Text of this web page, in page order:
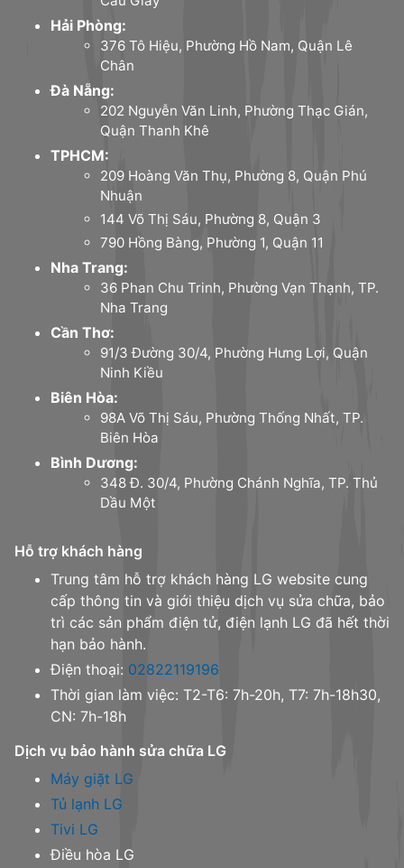
Hải Phòng:
376 Tô Hiệu, Phường Hồ Nam, Quận Lê
Chân
Đà Nẵng:
202 Nguyễn Văn Linh, Phường Thạc Gián,
Quận Thanh Khê
TPHCM:
209 Hoàng Văn Thụ, Phường 8, Quận Phú
Nhuận
144 Võ Thị Sáu, Phường 8, Quận 3
790 Hồng Bàng, Phường 1, Quận 11
Nha Trang:
36 Phan Chu Trinh, Phường Vạn Thạnh, TP.
Nha Trang
Cần Thơ:
91/3 Đường 30/4, Phường Hưng Lợi, Quận
Ninh Kiều
Biên Hòa:
98A Võ Thị Sáu, Phường Thống Nhất, TP.
Biên Hòa
Bình Dương:
348 Đ. 30/4, Phường Chánh Nghĩa, TP. Thủ
Dầu Một
Hỗ trợ khách hàng
Trung tâm hỗ trợ khách hàng LG website cung
cấp thông tin và giới thiệu dịch vụ sửa chữa, bảo
trì các sản phẩm điện tử, điện lạnh LG đã hết thời
hạn bảo hành.
Điện thoại: 02822119196
Thời gian làm việc: T2-T6: 7h-20h, T7: 7h-18h30,
CN: 7h-18h
Dịch vụ bảo hành sửa chữa LG
Máy giặt LG
Tủ lạnh LG
Tivi LG
Điều hòa LG